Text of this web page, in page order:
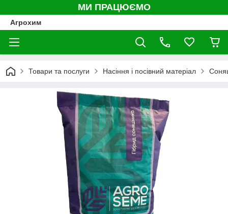
МИ ПРАЦЮЄМО
Агрохим
Товари та послуги Насіння і посівний матеріал